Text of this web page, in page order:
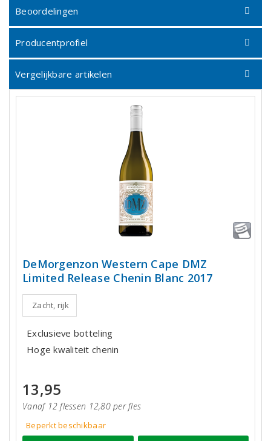
Beoordelingen
Producentprofiel
Vergelijkbare artikelen
DeMorgenzon Western Cape DMZ
Limited Release Chenin Blanc 2017
Zacht, rijk
Exclusieve botteling
Hoge kwaliteit chenin
13,95
Vanaf 12 flessen 12,80 per fles
Beperkt beschikbaar